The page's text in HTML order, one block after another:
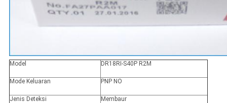
Model DR18RI-S40P R2M
Mode Keluaran PNP NO
Jenis Deteksi Membaur